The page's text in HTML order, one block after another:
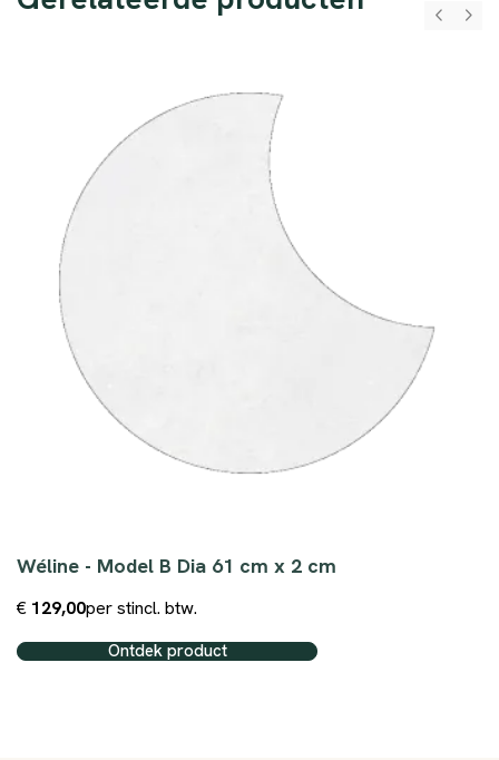
Wéline - Model B Dia 61 cm x 2 cm
€ 129,00per stincl. btw.
Ontdek product